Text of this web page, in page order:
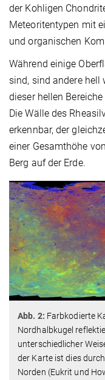
der Kohligen
Meteoritentypen mit
und organischen
Während einige
sind, sind andere hell
dieser hellen
Die Wälle des
erkennbar, der
einer Gesamthöhe
Berg auf der Erde.
Abb. 2: Farbkodierte
Nordhalbkugel
unterschiedlicher
der Karte ist dies
Norden (Eukrit und